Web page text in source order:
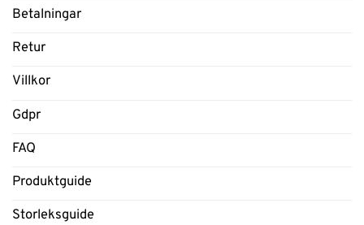
Betalningar
Retur
Villkor
Gdpr
FAQ
Produktguide
Storleksguide